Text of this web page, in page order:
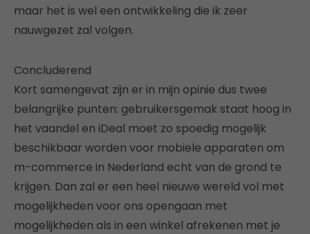
maar het is wel een ontwikkeling die ik zeer
nauwgezet zal volgen.
Concluderend
Kort samengevat zijn er in mijn opinie dus twee
belangrijke punten: gebruikersgemak staat hoog in
het vaandel en iDeal moet zo spoedig mogelijk
beschikbaar worden voor mobiele apparaten om
m-commerce in Nederland echt van de grond te
krijgen. Dan zal er een heel nieuwe wereld vol met
mogelijkheden voor ons opengaan met
mogelijkheden als in een winkel afrekenen met je